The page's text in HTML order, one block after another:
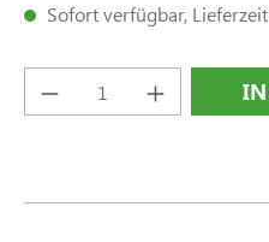
Sofort verfügbar,
Produkt Anzahl: